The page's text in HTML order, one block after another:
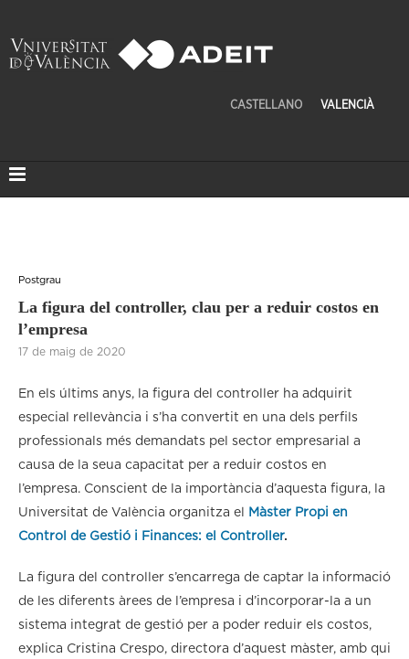
CASTELLANO VALENCIÀ
Postgrau
La figura del controller, clau per a reduir costos en
l’empresa
17 de maig de 2020
En els últims anys, la figura del controller ha adquirit
especial rellevància i s’ha convertit en una dels perfils
professionals més demandats pel sector empresarial a
causa de la seua capacitat per a reduir costos en
l’empresa. Conscient de la importància d’aquesta figura, la
Universitat de València organitza el
Màster Propi en
Control de Gestió i Finances: el Controller.
La figura del controller s’encarrega de captar la informació
de les diferents àrees de l’empresa i d’incorporar-la a un
sistema integrat de gestió per a poder reduir els costos,
explica Cristina Crespo, directora d’aquest màster, amb qui